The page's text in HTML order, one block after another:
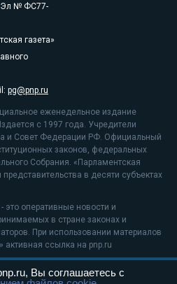
Эл № ФС77-
газета»
pg@pnp.ru
еженедельное издание
с 1997 года. Учредители
и Совет Федерации РФ. Официальный
законов, федеральных
Собрания. «Парламентская
в десяти субъектах
это оперативные новости и
в стране законах и
При использовании материалов
активная ссылка на pnp.ru
рекомендательные
Вы соглашаетесь с